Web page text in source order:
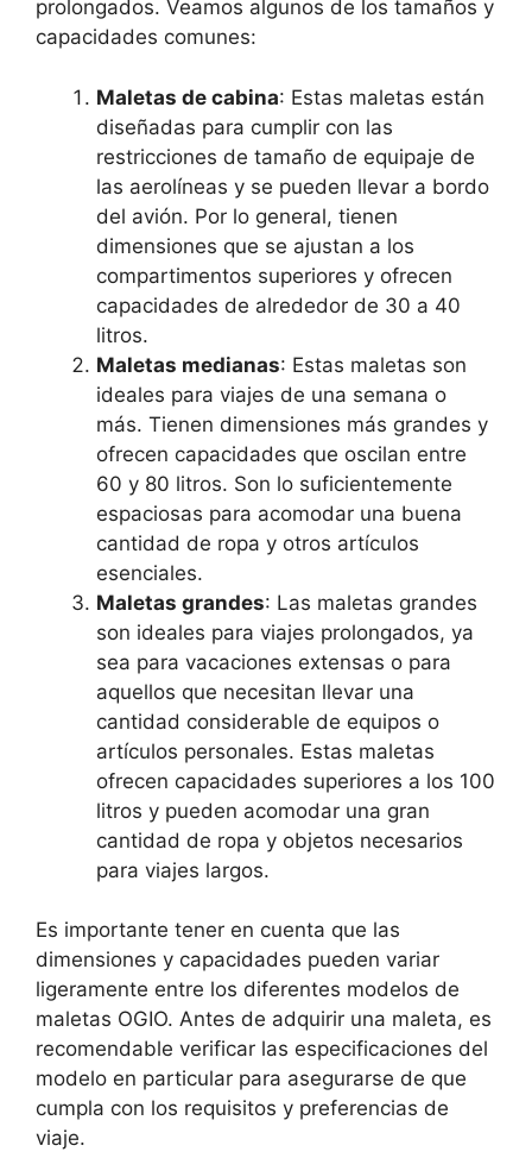
prolongados. Veamos algunos de los tamaños y
capacidades comunes:
Maletas de cabina: Estas maletas están
diseñadas para cumplir con las
restricciones de tamaño de equipaje de
las aerolíneas y se pueden llevar a bordo
del avión. Por lo general, tienen
dimensiones que se ajustan a los
compartimentos superiores y ofrecen
capacidades de alrededor de 30 a 40
litros.
Maletas medianas: Estas maletas son
ideales para viajes de una semana o
más. Tienen dimensiones más grandes y
ofrecen capacidades que oscilan entre
60 y 80 litros. Son lo suficientemente
espaciosas para acomodar una buena
cantidad de ropa y otros artículos
esenciales.
Maletas grandes: Las maletas grandes
son ideales para viajes prolongados, ya
sea para vacaciones extensas o para
aquellos que necesitan llevar una
cantidad considerable de equipos o
artículos personales. Estas maletas
ofrecen capacidades superiores a los 100
litros y pueden acomodar una gran
cantidad de ropa y objetos necesarios
para viajes largos.
Es importante tener en cuenta que las
dimensiones y capacidades pueden variar
ligeramente entre los diferentes modelos de
maletas OGIO. Antes de adquirir una maleta, es
recomendable verificar las especificaciones del
modelo en particular para asegurarse de que
cumpla con los requisitos y preferencias de
viaje.